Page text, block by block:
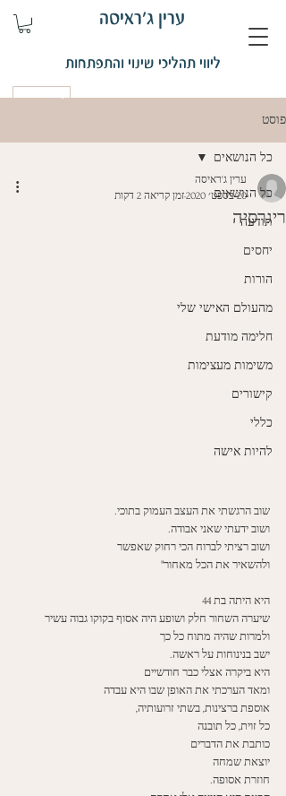
ערין ג'ראיסה
ליווי תהליכי שינוי והתפתחות
פוסט
כל הנושאים
תודעה
יחסים
הורות
מהעולם האישי שלי
חלימה מודעת
משימות מעצימות
קישורים
כללי
להיות אישה
כל הנושאים
ריגרסיה
ערין ג'ראיסה
20 בספט׳ 2020
זמן קריאה 2 דקות
שוב הרגשתי את העצב העמוק בתוכי.
ושוב ידעתי שאני אבודה.
ושוב רציתי לברוח הכי רחוק שאפשר
ולהשאיר את הכל מאחור"
היא היתה בת 44
שיערה השחור חלק ושופע היה אסוף בקוקו גבוה עשיר
ולמרות שהיה מתוח כל כך
ישב בנינוחות על ראשה.
היא ביקרה אצלי כבר חודשיים
ומאד הערכתי את האופן שבו היא עבדה
אוספת ברצינות, בשתי זרועותיה,
כל זוית, כל תובנה
כותבת את הדברים
יוצאת שמחה
חוזרת אסופה.